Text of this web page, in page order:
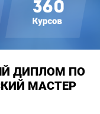
ДИПЛОМ ПО
МАСТЕР